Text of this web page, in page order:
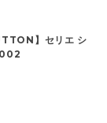
】セリエ シ